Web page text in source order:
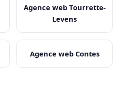
Agence web Tourrette-
Levens
Agence web Contes